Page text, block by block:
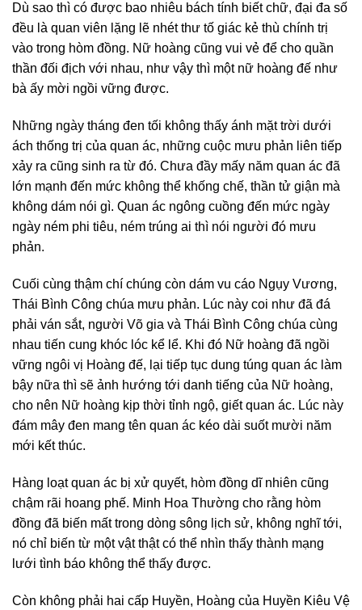
Dù sao thì có được bao nhiêu bách tính biết chữ, đại đa số
đều là quan viên lặng lẽ nhét thư tố giác kẻ thù chính trị
vào trong hòm đồng. Nữ hoàng cũng vui vẻ để cho quần
thần đối địch với nhau, như vậy thì một nữ hoàng đế như
bà ấy mời ngồi vững được.
Những ngày tháng đen tối không thấy ánh mặt trời dưới
ách thống trị của quan ác, những cuộc mưu phản liên tiếp
xảy ra cũng sinh ra từ đó. Chưa đầy mấy năm quan ác đã
lớn mạnh đến mức không thể khống chế, thần tử giận mà
không dám nói gì. Quan ác ngông cuồng đến mức ngày
ngày ném phi tiêu, ném trúng ai thì nói người đó mưu
phản.
Cuối cùng thậm chí chúng còn dám vu cáo Ngụy Vương,
Thái Bình Công chúa mưu phản. Lúc này coi như đã đá
phải ván sắt, người Võ gia và Thái Bình Công chúa cùng
nhau tiến cung khóc lóc kể lể. Khi đó Nữ hoàng đã ngồi
vững ngôi vị Hoàng đế, lại tiếp tục dung túng quan ác làm
bậy nữa thì sẽ ảnh hướng tới danh tiếng của Nữ hoàng,
cho nên Nữ hoàng kịp thời tỉnh ngộ, giết quan ác. Lúc này
đám mây đen mang tên quan ác kéo dài suốt mười năm
mới kết thúc.
Hàng loạt quan ác bị xử quyết, hòm đồng dĩ nhiên cũng
chậm rãi hoang phế. Minh Hoa Thường cho rằng hòm
đồng đã biến mất trong dòng sông lịch sử, không nghĩ tới,
nó chỉ biến từ một vật thật có thể nhìn thấy thành mạng
lưới tình báo không thể thấy được.
Còn không phải hai cấp Huyền, Hoàng của Huyền Kiêu Vệ